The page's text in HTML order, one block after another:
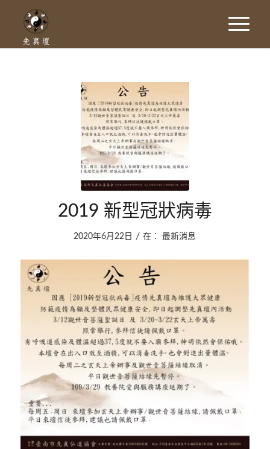
2019 新型冠狀病毒
2020年6月22日 / 在：最新消息